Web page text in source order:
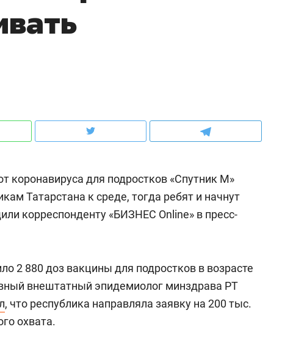
коронавируса для подростков «Спутник М»
Татарстана к среде, тогда ребят и начнут
корреспонденту «БИЗНЕС Online» в пресс-
2 880 доз вакцины для подростков в возрасте
внештатный эпидемиолог минздрава РТ
, что республика направляла заявку на 200 тыс.
охвата.
клиентах и чудных запросах мастеров
Рекомендуем
когда человек не считает
свою сверхнагрузку
Рекомендуем
с мебелью за 2
для меня это